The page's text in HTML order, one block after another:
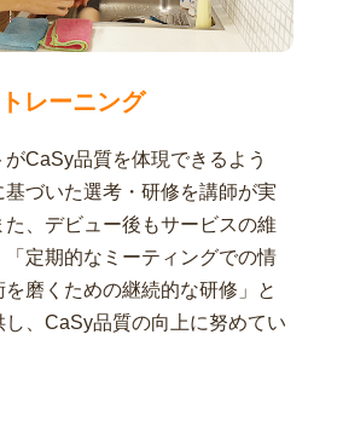
トレーニング
CaSy品質を体現できるよう
づいた選考・研修を講師が実
、デビュー後もサービスの維
定期的なミーティングでの情
磨くための継続的な研修」と
し、CaSy品質の向上に努めてい